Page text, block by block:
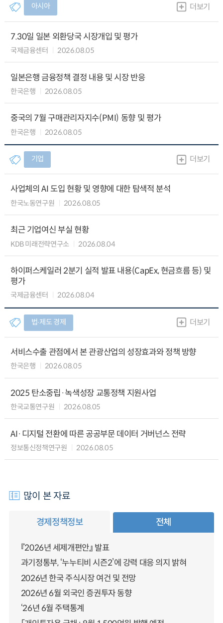
아시아 더보기
7.30일 일본 외환당국 시장개입 및 평가
국제금융센터 2026.08.05
일본은행 금융정책 결정 내용 및 시장 반응
한국은행 2026.08.05
중국의 7월 구매관리자지수(PMI) 동향 및 평가
한국은행 2026.08.05
기업 더보기
사업체의 AI 도입 현황 및 영향에 대한 탐색적 분석
한국노동연구원 2026.08.05
최근 기업여신 부실 현황
KDB 미래전략연구소 2026.08.04
하이퍼스케일러 2분기 실적 발표 내용(CapEx, 현금흐름 등) 및
평가
국제금융센터 2026.08.04
법∙제도 경제 더보기
서비스수출 관점에서 본 관광산업의 성장효과와 정책 방향
한국은행 2026.08.05
2025 탄소중립·녹색성장 교통정책 지원사업
한국교통연구원 2026.08.05
AI·디지털 전환에 따른 공공부문 데이터 거버넌스 전략
정보통신정책연구원 2026.08.05
많이 본 자료
경제정책정보 전체
『2026년 세제개편안』 발표
과기정통부, ‘누누티비 시즌2’에 강력 대응 의지 밝혀
2026년 한국 주식시장 여건 및 전망
2026년 6월 외국인 증권투자 동향
‘26년 6월 주택통계